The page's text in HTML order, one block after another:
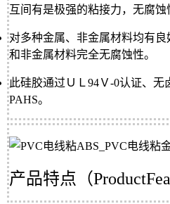
互间有是极强的粘接力，无腐蚀
对多种金属、非金属材料均有
和非金属材料完全无腐蚀性。
此硅胶通过ＵＬ94Ｖ-0认证、无
PAHS。
产品特点（